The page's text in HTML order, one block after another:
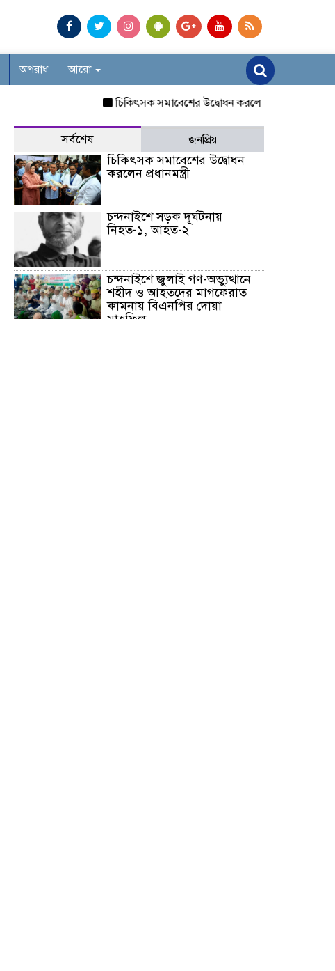
অপরাধ আরো
চিকিৎসক সমাবেশের উদ্বোধন করলেন প্রধানমন্ত্রী
সর্বশেষ জনপ্রিয়
চিকিৎসক সমাবেশের উদ্বোধন
করলেন প্রধানমন্ত্রী
চন্দনাইশে সড়ক দূর্ঘটনায়
নিহত-১, আহত-২
চন্দনাইশে জুলাই গণ-অভ্যুত্থানে
শহীদ ও আহতদের মাগফেরাত
কামনায় বিএনপির দোয়া
মাহফিল